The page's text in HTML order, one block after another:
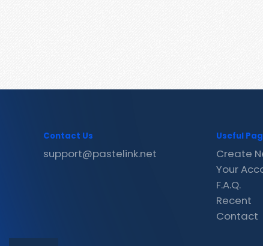
Contact Us
support@pastelink.net
Useful
Create
Your
F.A.Q.
Recent
Contact